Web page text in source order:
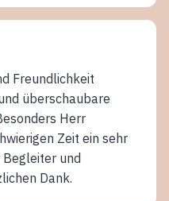
Freundlichkeit
überschaubare
Herr
Zeit ein sehr
und
Dank.